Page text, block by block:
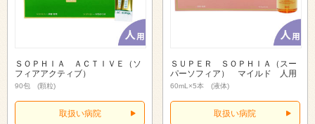
ＳＯＰＨＩＡ ＡＣＴＩＶＥ（ソ
フィアアクティブ）
90包 (顆粒)
取扱い病院
ＳＵＰＥＲ ＳＯＰＨＩＡ（スー
パーソフィア） マイルド 人用
60mL×5本 (液体)
取扱い病院